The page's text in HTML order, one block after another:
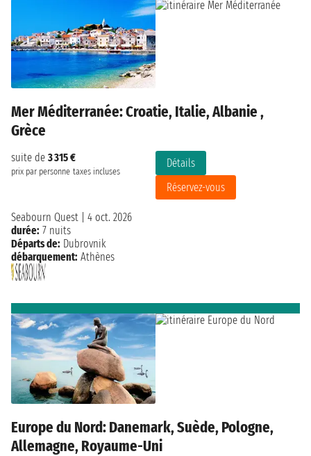
Mer Méditerranée: Croatie, Italie, Albanie ,
Grèce
suite de 3 315 €
prix par personne taxes incluses
Détails
Réservez-vous
Seabourn Quest
4 oct. 2026
durée: 7 nuits
Départs de: Dubrovnik
débarquement: Athènes
Europe du Nord: Danemark, Suède, Pologne,
Allemagne, Royaume-Uni